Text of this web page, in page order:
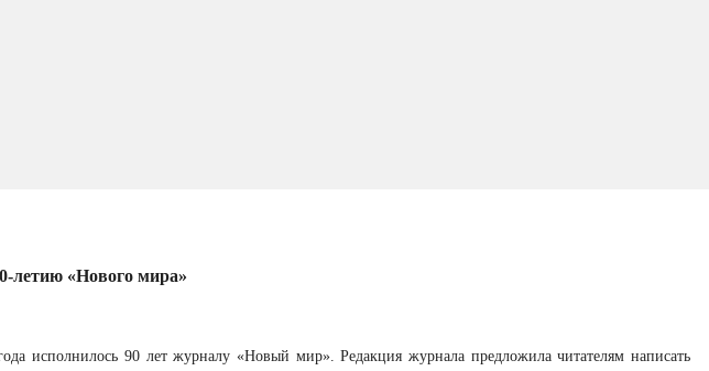
летию «Нового мира»
исполнилось 90 лет журналу «Новый мир». Редакция журнала предложила читателям написать